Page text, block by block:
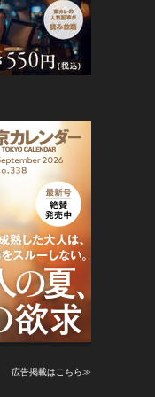
広告掲載はこちら≫